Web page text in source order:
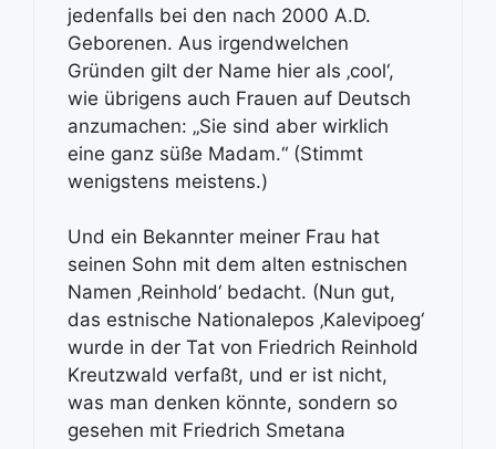
jedenfalls bei den nach 2000 A.D.
Geborenen. Aus irgendwelchen
Gründen gilt der Name hier als ‚cool‘,
wie übrigens auch Frauen auf Deutsch
anzumachen: „Sie sind aber wirklich
eine ganz süße Madam.“ (Stimmt
wenigstens meistens.)
Und ein Bekannter meiner Frau hat
seinen Sohn mit dem alten estnischen
Namen ‚Reinhold‘ bedacht. (Nun gut,
das estnische Nationalepos ‚Kalevipoeg‘
wurde in der Tat von Friedrich Reinhold
Kreutzwald verfaßt, und er ist nicht,
was man denken könnte, sondern so
gesehen mit Friedrich Smetana